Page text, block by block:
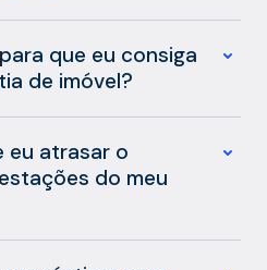
que eu consiga
de imóvel?
eu atrasar o
do meu